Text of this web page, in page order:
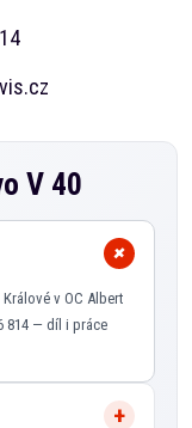
V 40
v OC Albert
814 — díl i práce